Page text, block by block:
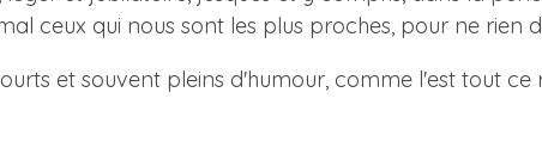
ceux qui nous sont les plus proches, pour ne rien
et souvent pleins d'humour, comme l'est tout